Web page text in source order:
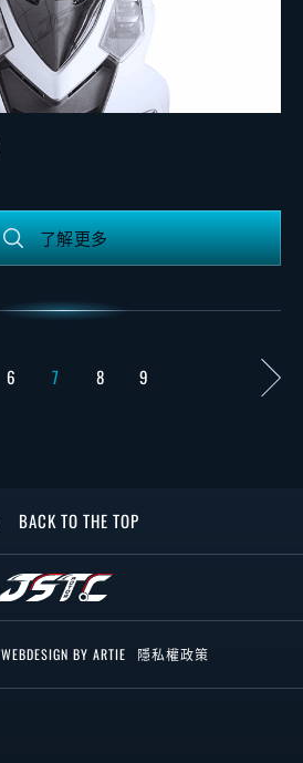
了解更多
6 7 8 9
BACK TO THE TOP
WEBDESIGN BY ARTIE 隱私權政策